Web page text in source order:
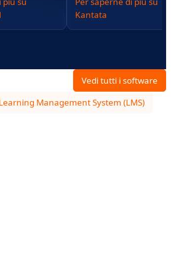
Kantata
Vedi tutti i software
Management System (LMS)